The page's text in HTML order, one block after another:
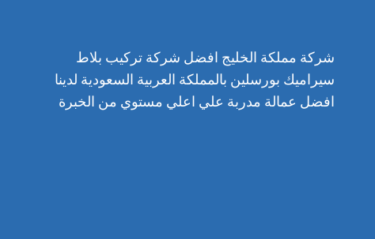
شركة مملكة الخليج افضل شركة تركيب بلاط
سيراميك بورسلين بالمملكة العربية السعودية لدينا
افضل عمالة مدربة علي اعلي مستوي من الخبرة